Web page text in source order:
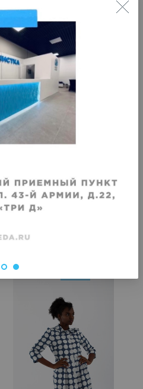
пальтовой ткани
Срок хранения
1 месяц
от 1460